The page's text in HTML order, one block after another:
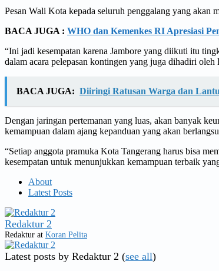
Pesan Wali Kota kepada seluruh penggalang yang akan
BACA JUGA : WHO dan Kemenkes RI Apresiasi
“Ini jadi kesempatan karena Jambore yang diikuti itu
dalam acara pelepasan kontingen yang juga dihadiri
BACA JUGA: Diiringi Ratusan Warga dan
Dengan jaringan pertemanan yang luas, akan banyak
kemampuan dalam ajang kepanduan yang akan
“Setiap anggota pramuka Kota Tangerang harus bisa
kesempatan untuk menunjukkan kemampuan terbaik
About
Latest Posts
Redaktur 2
Redaktur at Koran Pelita
Latest posts by Redaktur 2 (see all)